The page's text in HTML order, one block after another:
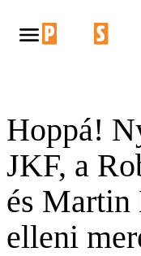
Hoppá!
JKF, a
és
elleni